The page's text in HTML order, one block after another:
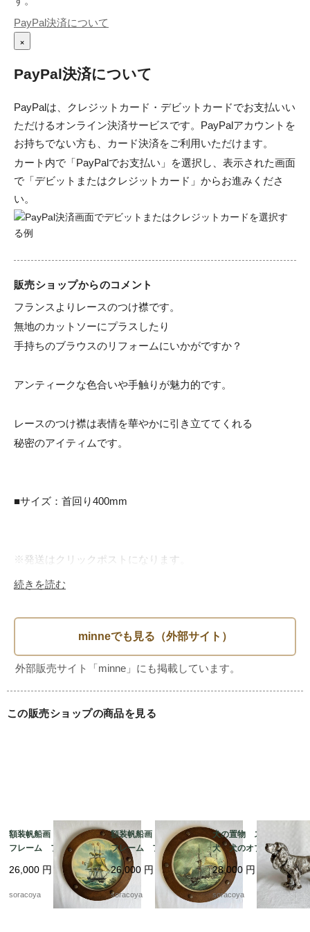
PayPal決済について
×
PayPal決済について
PayPalは、クレジットカード・デビットカードでお支払いい
ただけるオンライン決済サービスです。PayPalアカウントを
お持ちでない方も、カード決済をご利用いただけます。
カート内で「PayPalでお支払い」を選択し、表示された画面
で「デビットまたはクレジットカード」からお進みくださ
い。
販売ショップからのコメント
フランスよりレースのつけ襟です。
無地のカットソーにプラスしたり
手持ちのブラウスのリフォームにいかがですか？
アンティークな色合いや手触りが魅力的です。
レースのつけ襟は表情を華やかに引き立ててくれる
秘密のアイティムです。
■サイズ：首回り400mm
※発送はクリックポストになります。
続きを読む
この販売ショップの商品を見る
額装帆船画 木製丸型
フレーム フランス
マリン 晴天 航海 19
otm18-2
26,000 円
soracoya
額装帆船画 木製丸型
フレーム フランス
マリン 荒天 航海 1
9otm18-1
26,000 円
soracoya
犬の置物 スパニエル
犬 犬のオブジェ 猟
犬 メタルオブジェ 19
otk30
28,000 円
soracoya